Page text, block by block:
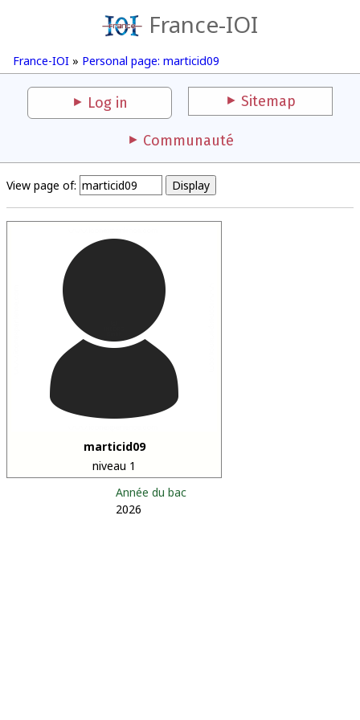
France-IOI
France-IOI » Personal page: marticid09
Log in Sitemap
Communauté
View page of:
marticid09
niveau 1
Année du bac
2026